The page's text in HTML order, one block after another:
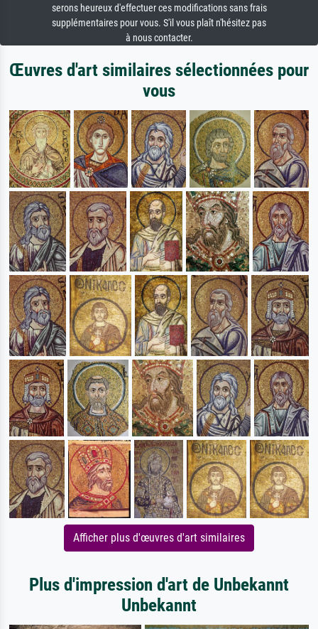
serons heureux d'effectuer ces modifications sans frais
supplémentaires pour vous. S'il vous plaît n'hésitez pas
à nous contacter.
Œuvres d'art similaires sélectionnées pour
vous
Afficher plus d'œuvres d'art similaires
Plus d'impression d'art de Unbekannt
Unbekannt